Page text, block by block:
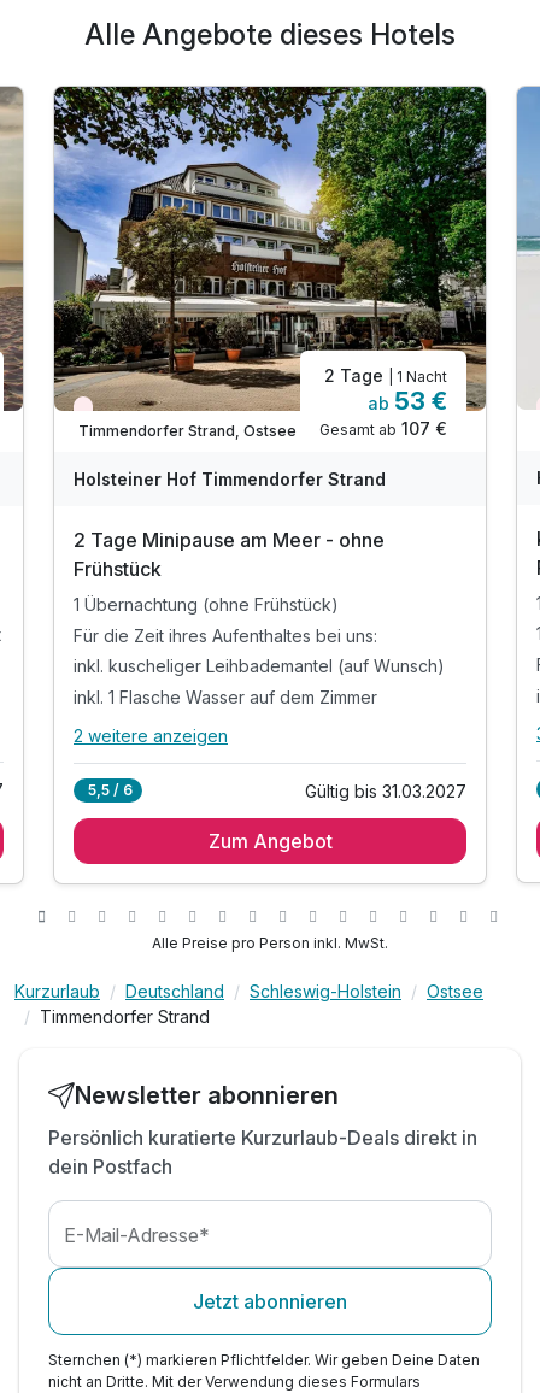
Alle Angebote dieses Hotels
Wieder frei ab September
Timmendorfer Strand, Ostsee
2 Tage | 1 Nacht
ab 53 €
Gesamt ab 107 €
Holsteiner Hof Timmendorfer Strand
2 Tage Minipause am Meer - ohne
Frühstück
1 Übernachtung (ohne Frühstück)
Für die Zeit ihres Aufenthaltes bei uns:
inkl. kuscheliger Leihbademantel (auf Wunsch)
inkl. 1 Flasche Wasser auf dem Zimmer
Alle Inklusivleistungen
Für die Zeit ihres Aufenthaltes bei uns:
inkl. Bettwäsche und Handtücher
2 weitere anzeigen
5,5 / 6 Gültig bis 31.03.2027
Zum Angebot
Alle Preise pro Person inkl. MwSt.
Kurzurlaub Deutschland Schleswig-Holstein
Ostsee
Timmendorfer Strand
Newsletter abonnieren
Persönlich kuratierte Kurzurlaub-Deals direkt in
dein Postfach
E-Mail-Adresse*
Jetzt abonnieren
Sternchen (*) markieren Pflichtfelder. Wir geben Deine Daten
nicht an Dritte. Mit der Verwendung dieses Formulars